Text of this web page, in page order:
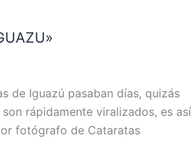
de Iguazú pasaban días, quizás
rápidamente viralizados, es así
fotógrafo de Cataratas